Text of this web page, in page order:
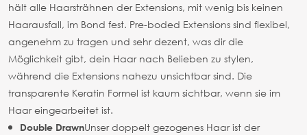
hält alle Haarsträhnen der Extensions, mit wenig bis keinen
Haarausfall, im Bond fest. Pre-boded Extensions sind flexibel,
angenehm zu tragen und sehr dezent, was dir die
Möglichkeit gibt, dein Haar nach Belieben zu stylen,
während die Extensions nahezu unsichtbar sind. Die
transparente Keratin Formel ist kaum sichtbar, wenn sie im
Haar eingearbeitet ist.
Double DrawnUnser doppelt gezogenes Haar ist der